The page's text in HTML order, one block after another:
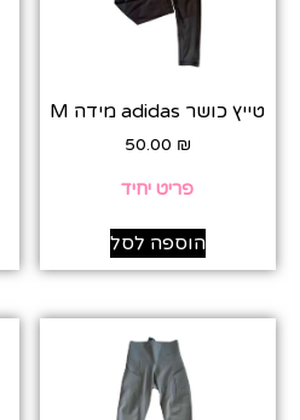
טייץ כושר adidas מידה M
50.00 ₪
פריט יחיד
הוספה לסל